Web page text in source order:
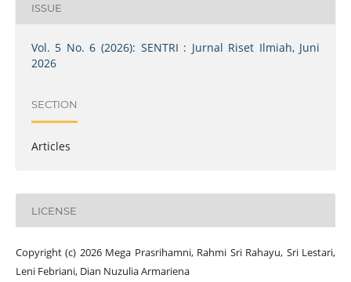
ISSUE
Vol. 5 No. 6 (2026): SENTRI : Jurnal Riset Ilmiah, Juni
2026
SECTION
Articles
LICENSE
Copyright (c) 2026 Mega Prasrihamni, Rahmi Sri Rahayu, Sri Lestari,
Leni Febriani, Dian Nuzulia Armariena